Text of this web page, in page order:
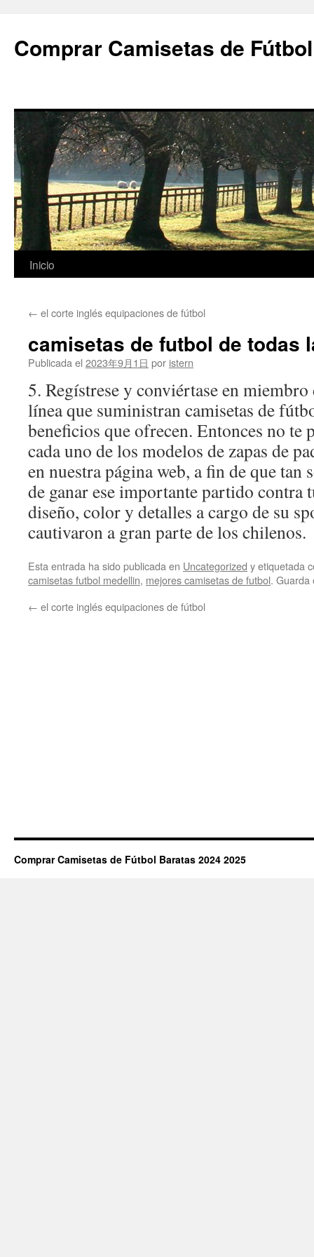
Comprar Camisetas de
Saltar
contenido
Inicio
← el corte inglés equipaciones de fútbol
camisetas de futbol de todas
Publicada el 2023年9月1日 por istern
5. Regístrese y conviértase en
línea que suministran camisetas de
beneficios que ofrecen. Entonces no te
cada uno de los modelos de zapas de
en nuestra página web, a fin de que tan
de ganar ese importante partido contra
diseño, color y detalles a cargo de su
cautivaron a gran parte de los chilenos.
Esta entrada ha sido publicada en Uncategorized y etiquetada
camisetas futbol medellin, mejores camisetas de futbol.
← el corte inglés equipaciones de fútbol
Comprar Camisetas de Fútbol Baratas 2024 2025